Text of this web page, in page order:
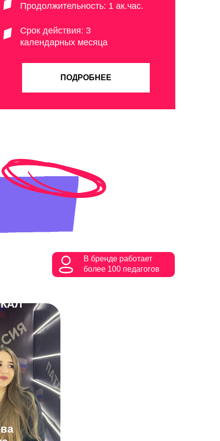
Срок действия: 3
календарных месяца
Продолжительность: 1 ак.час.
ПОДРОБНЕЕ
В бренде работает
более 100 педагогов